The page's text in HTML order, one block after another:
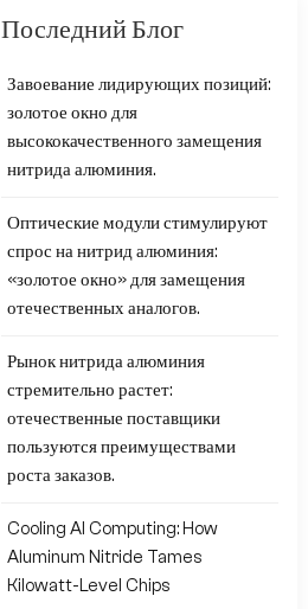
Последний Блог
Завоевание лидирующих позиций:
золотое окно для
высококачественного замещения
нитрида алюминия.
Оптические модули стимулируют
спрос на нитрид алюминия:
«золотое окно» для замещения
отечественных аналогов.
Рынок нитрида алюминия
стремительно растет:
отечественные поставщики
пользуются преимуществами
роста заказов.
Cooling AI Computing: How
Aluminum Nitride Tames
Kilowatt-Level Chips